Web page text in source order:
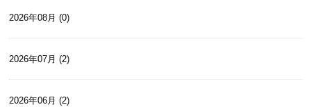
2026年08月 (0)
2026年07月 (2)
2026年06月 (2)